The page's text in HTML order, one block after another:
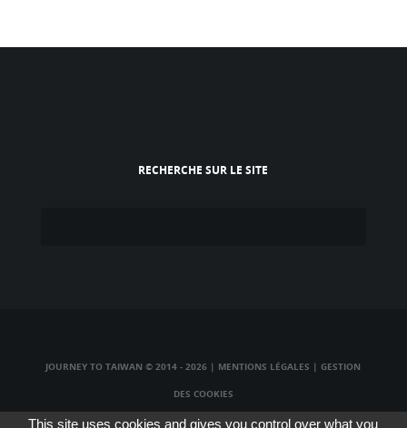
RECHERCHE SUR LE SITE
JOURNEY TO TAIWAN © 2014 - 2026 | MENTIONS LÉGALES |GESTION
DES COOKIES
TAIWAN TV LIVE|TAIWAN RADIO LIVE|TAIWAN WEBCAM LIVE
This site uses cookies and gives you control over what you